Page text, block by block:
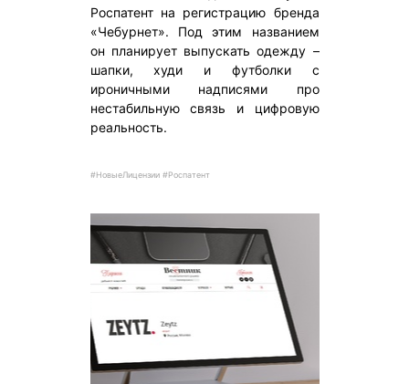
Роспатент на регистрацию бренда
«Чебурнет». Под этим названием
он планирует выпускать одежду –
шапки, худи и футболки с
ироничными надписями про
нестабильную связь и цифровую
реальность.
#НовыеЛицензии #Роспатент